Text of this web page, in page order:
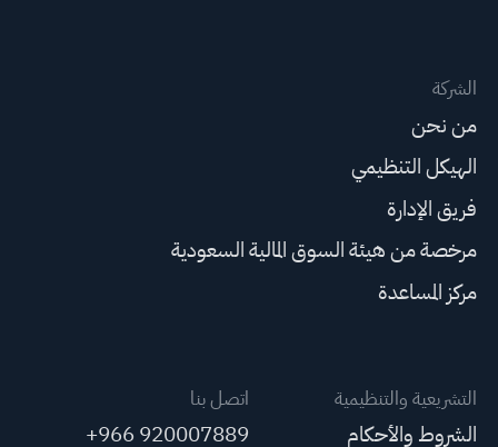
الشركة
من نحن
الهيكل التنظيمي
فريق الإدارة
مرخصة من هيئة السوق المالية السعودية
مركز المساعدة
التشريعية والتنظيمية
الشروط والأحكام
اتصل بنا
+966 920007889